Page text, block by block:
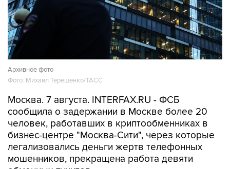
Архивное фото
Фото: Михаил Терещенко/ТАСС
Москва. 7 августа. INTERFAX.RU - ФСБ
сообщила о задержании в Москве более 20
человек, работавших в криптообменниках в
бизнес-центре "Москва-Сити", через которые
легализовались деньги жертв телефонных
мошенников, прекращена работа девяти